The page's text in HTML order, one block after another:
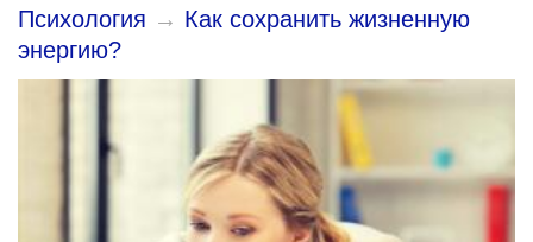
Психология → Как сохранить жизненную
энергию?